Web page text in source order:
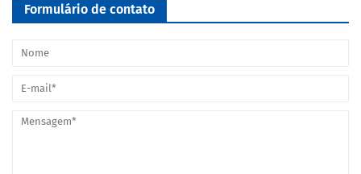
Formulário de contato